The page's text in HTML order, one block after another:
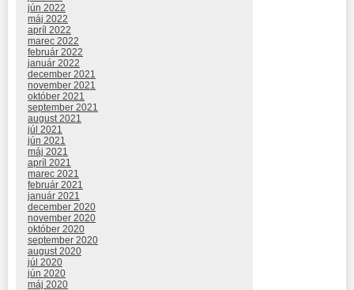
jún 2022
máj 2022
apríl 2022
marec 2022
február 2022
január 2022
december 2021
november 2021
október 2021
september 2021
august 2021
júl 2021
jún 2021
máj 2021
apríl 2021
marec 2021
február 2021
január 2021
december 2020
november 2020
október 2020
september 2020
august 2020
júl 2020
jún 2020
máj 2020